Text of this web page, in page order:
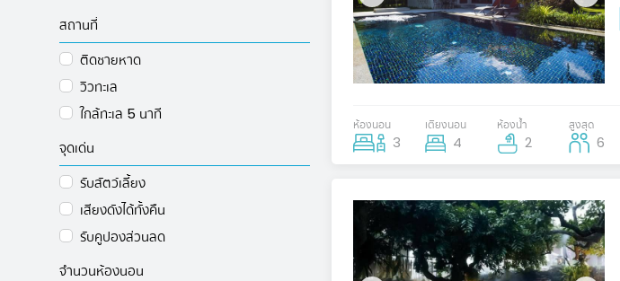
สถานที่
ติดชายหาด
วิวทะเล
ใกล้ทะเล 5 นาที
จุดเด่น
รับสัตว์เลี้ยง
เสียงดังได้ทั้งคืน
รับคูปองส่วนลด
จำนวนห้องนอน
ห้องนอน
3
เตียงนอน
4
ห้องน้ำ
2
สูงสุด
6